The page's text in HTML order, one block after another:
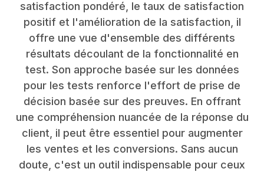
satisfaction pondéré, le taux de satisfaction
positif et l'amélioration de la satisfaction, il
offre une vue d'ensemble des différents
résultats découlant de la fonctionnalité en
test. Son approche basée sur les données
pour les tests renforce l'effort de prise de
décision basée sur des preuves. En offrant
une compréhension nuancée de la réponse du
client, il peut être essentiel pour augmenter
les ventes et les conversions. Sans aucun
doute, c'est un outil indispensable pour ceux